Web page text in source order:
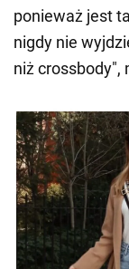
ponieważ jest
nigdy nie
niż crossbody",